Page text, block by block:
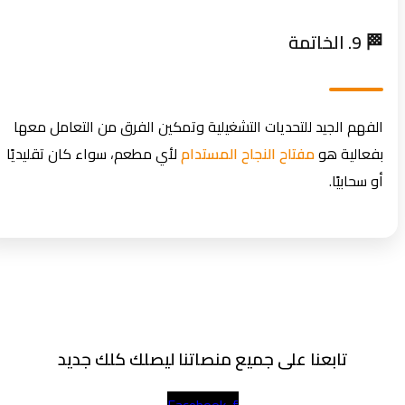
الفهم الجيد للتحديات التشغيلية وتمكين الفرق من التعامل معها
بفعالية هومفتاح النجاح المستداملأي مطعم، سواء كان تقليديًا
أو سحابيًا.
تابعنا على جميع منصاتنا ليصلك كلك جديد